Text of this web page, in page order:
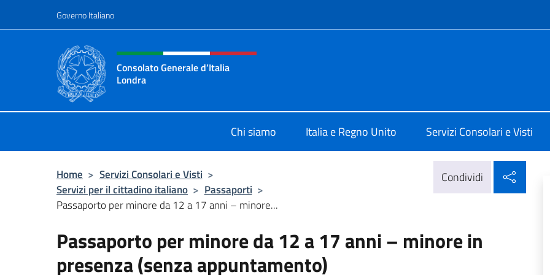
Governo Italiano
Intestazione sito, social e menù
Consolato Generale d’Italia
Londra
Chi siamo Italia e Regno Unito Servizi Consolari e Visti
Home > Servizi Consolari e Visti >
Servizi per il cittadino italiano > Passaporti >
Passaporto per minore da 12 a 17 anni – minore...
Condividi
Passaporto per minore da 12 a 17 anni – minore in
presenza (senza appuntamento)